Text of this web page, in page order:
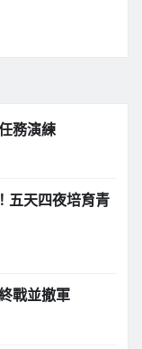
務演練
五天四夜培育青
戰並撤軍